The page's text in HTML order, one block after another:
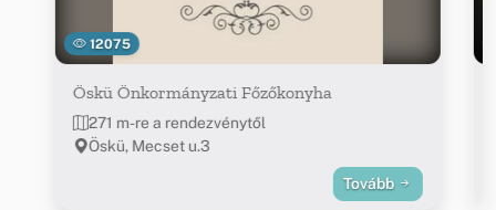
12075
Öskü Önkormányzati Főzőkonyha
271 m-re a rendezvénytől
Öskü, Mecset u.3
Tovább